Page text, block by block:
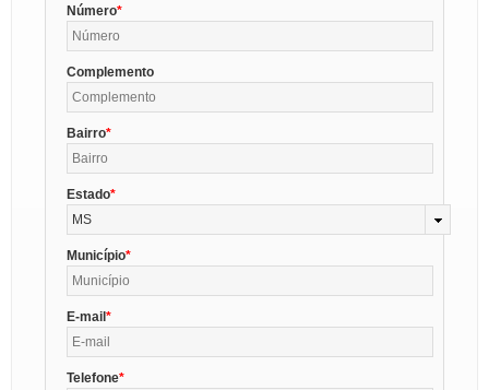
Número
Complemento
Bairro
Estado
MS
Município
E-mail
Telefone